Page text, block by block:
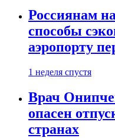
Россиянам
способы
аэропорту
1 неделя спустя
Врач
опасен
странах